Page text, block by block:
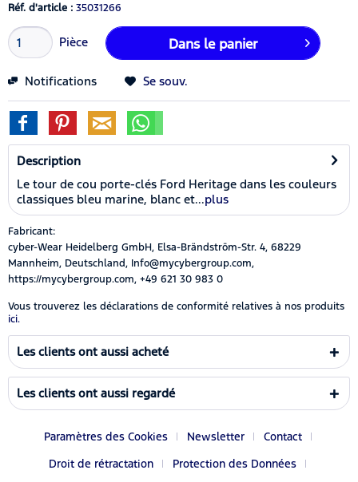
Réf. d'article : 35031266
Pièce Dans le panier
Notifications Se souv.
Description
Le tour de cou porte-clés Ford Heritage dans les couleurs
classiques bleu marine, blanc et...plus
Fabricant:
cyber-Wear Heidelberg GmbH, Elsa-Brändström-Str. 4, 68229
Mannheim, Deutschland, Info@mycybergroup.com,
https://mycybergroup.com, +49 621 30 983 0
Vous trouverez les déclarations de conformité relatives à nos produits
ici.
Les clients ont aussi acheté
Les clients ont aussi regardé
Paramètres des Cookies Newsletter
Contact
Droit de rétractation
Protection des Données